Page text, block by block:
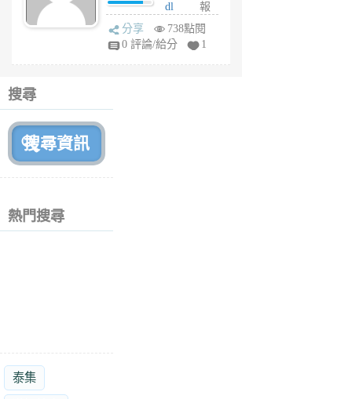
前
dl
sq
fy
報
分享
738點閱
0 評論/給分
1
搜尋
熱門搜尋
泰集